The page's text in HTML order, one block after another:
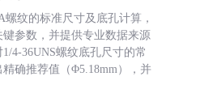
纹的标准尺寸及底孔计算，
参数，并提供专业数据来源
4-36UNS螺纹底孔尺寸的常
确推荐值（Φ5.18mm），并